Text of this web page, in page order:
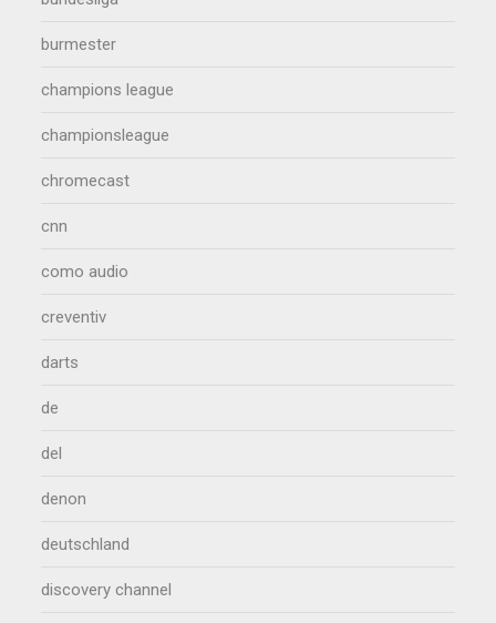
burmester
champions league
championsleague
chromecast
cnn
como audio
creventiv
darts
de
del
denon
deutschland
discovery channel